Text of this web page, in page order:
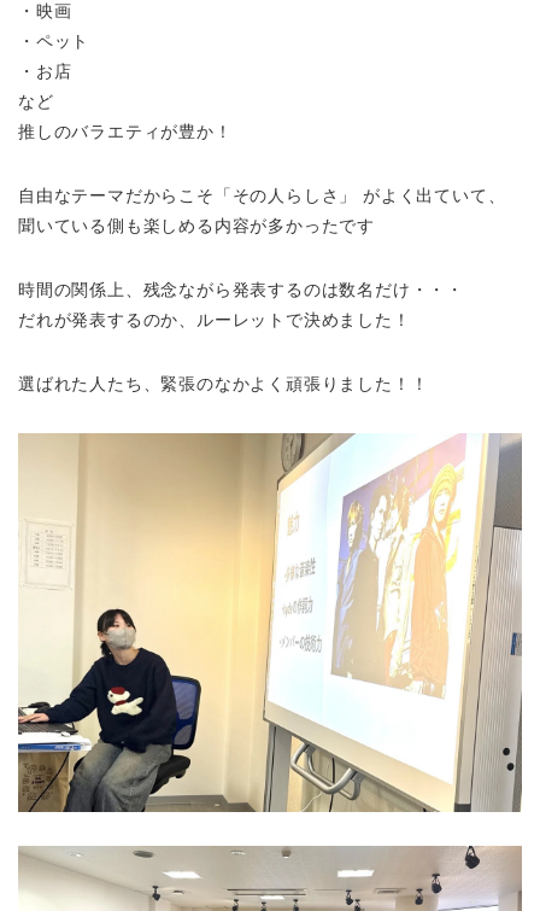
・映画
・ペット
・お店
など
推しのバラエティが豊か！
自由なテーマだからこそ「その人らしさ」 がよく出ていて、
聞いている側も楽しめる内容が多かったです
時間の関係上、残念ながら発表するのは数名だけ・・・
だれが発表するのか、ルーレットで決めました！
選ばれた人たち、緊張のなかよく頑張りました！！